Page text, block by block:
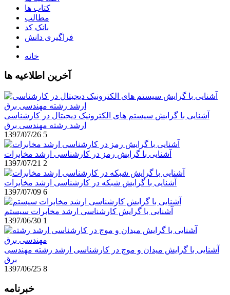
کتاب ها
مطالب
بانک کد
فراگیری دانش
خانه
آخرین اطلاعیه ها
آشنایی با گرایش سیستم های الکترونیک دیجیتال در کارشناسی
ارشد رشته مهندسی برق
1397/07/26 5
آشنایی با گرایش رمز در کارشناسی ارشد مخابرات
1397/07/21 2
آشنایی با گرایش شبکه در کارشناسی ارشد مخابرات
1397/07/09 6
آشنایی با گرایش کارشناسی ارشد مخابرات سیستم
1397/06/30 1
آشنایی با گرایش میدان و موج در کارشناسی ارشد رشته مهندسی
برق
1397/06/25 8
خبرنامه